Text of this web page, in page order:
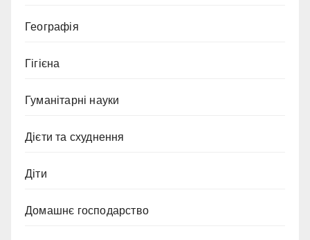
Географія
Гігієна
Гуманітарні науки
Дієти та схуднення
Діти
Домашнє господарство